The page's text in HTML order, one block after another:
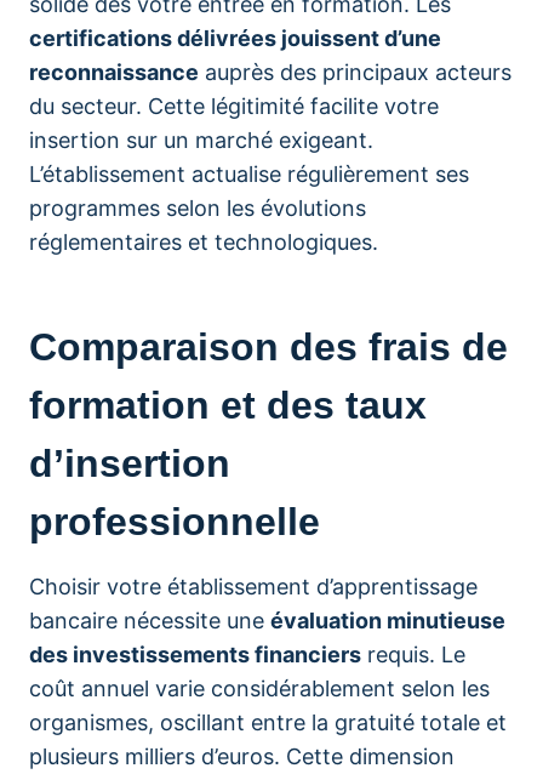
certifications délivrées jouissent d’une
reconnaissance auprès des principaux acteurs
du secteur. Cette légitimité facilite votre
insertion sur un marché exigeant.
L’établissement actualise régulièrement ses
programmes selon les évolutions
réglementaires et technologiques.
Comparaison des frais de
formation et des taux
d’insertion
professionnelle
Choisir votre établissement d’apprentissage
bancaire nécessite une évaluation minutieuse
des investissements financiers requis. Le
coût annuel varie considérablement selon les
organismes, oscillant entre la gratuité totale et
plusieurs milliers d’euros. Cette dimension